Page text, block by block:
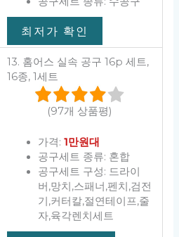
최저가 확인
13. 홈어스 실속 공구 16p 세트,
16종, 1세트
(97개 상품평)
가격: 1만원대
공구세트 종류: 혼합
공구세트 구성: 드라이
버,망치,스패너,펜치,검전
기,커터칼,절연테이프,줄
자,육각렌치세트